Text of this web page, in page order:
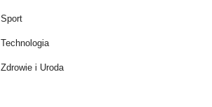
Sport
Technologia
Zdrowie i Uroda